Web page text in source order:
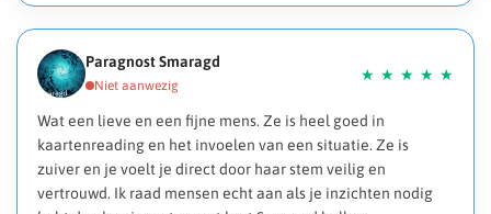
Paragnost Smaragd
Wat een lieve en een fijne mens. Ze is heel goed in
kaartenreading en het invoelen van een situatie. Ze is
zuiver en je voelt je direct door haar stem veilig en
vertrouwd. Ik raad mensen echt aan als je inzichten nodig